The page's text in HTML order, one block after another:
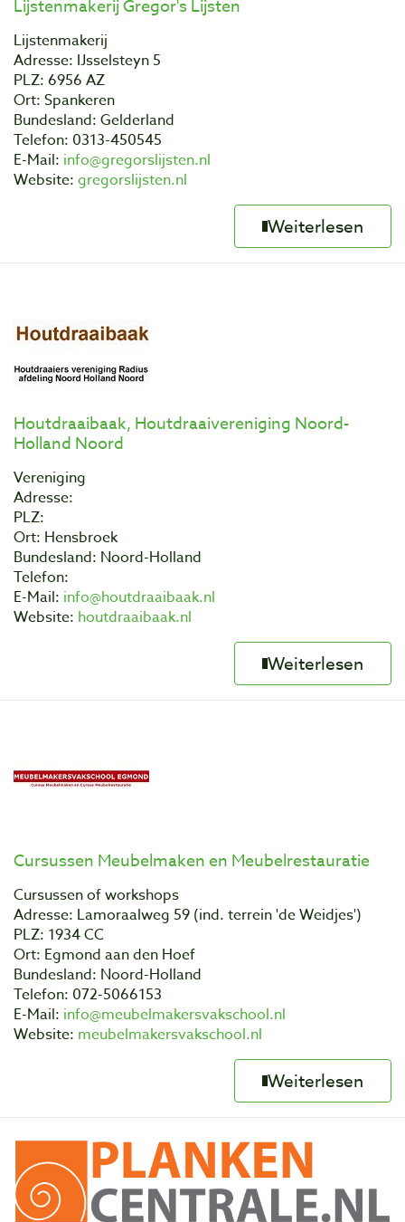
Lijstenmakerij Gregor's Lijsten
Lijstenmakerij
Adresse: IJsselsteyn 5
PLZ: 6956 AZ
Ort: Spankeren
Bundesland: Gelderland
Telefon: 0313-450545
E-Mail: info@gregorslijsten.nl
Website: gregorslijsten.nl
Weiterlesen
Houtdraaibaak, Houtdraaivereniging Noord-
Holland Noord
Vereniging
Adresse:
PLZ:
Ort: Hensbroek
Bundesland: Noord-Holland
Telefon:
E-Mail: info@houtdraaibaak.nl
Website: houtdraaibaak.nl
Weiterlesen
Cursussen Meubelmaken en Meubelrestauratie
Cursussen of workshops
Adresse: Lamoraalweg 59 (ind. terrein 'de Weidjes')
PLZ: 1934 CC
Ort: Egmond aan den Hoef
Bundesland: Noord-Holland
Telefon: 072-5066153
E-Mail: info@meubelmakersvakschool.nl
Website: meubelmakersvakschool.nl
Weiterlesen